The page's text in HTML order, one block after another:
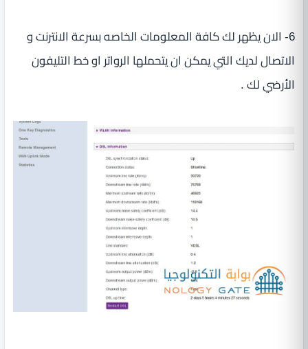
6- الان يظهر لك كافة المعلومات الخاصه بسرعة الانترنت و
الاتصال لديك التي يمكن ان يتحملها الرواتر او خط التليفون
الأرضي لك .